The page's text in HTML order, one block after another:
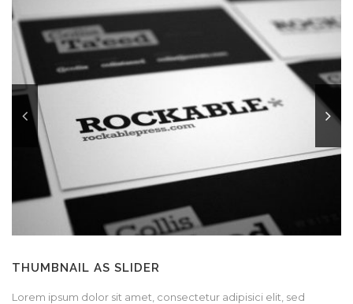
THUMBNAIL AS SLIDER
Lorem ipsum dolor sit amet, consectetur adipisici elit, sed